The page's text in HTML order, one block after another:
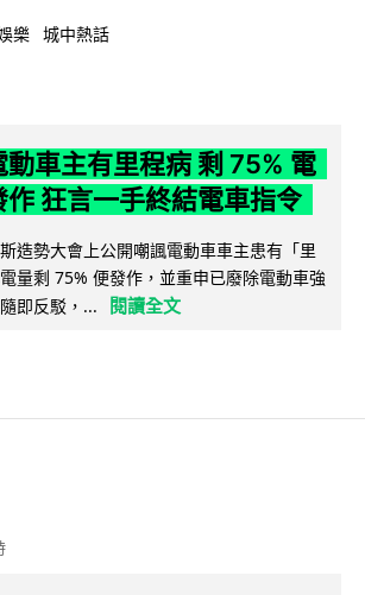
樂 城中熱話
車主有里程病 剩 75% 電
作 狂言一手終結電車指令
造勢大會上公開嘲諷電動車車主患有「里
量剩 75% 便發作，並重申已廢除電動車強
即反駁，...
閱讀全文